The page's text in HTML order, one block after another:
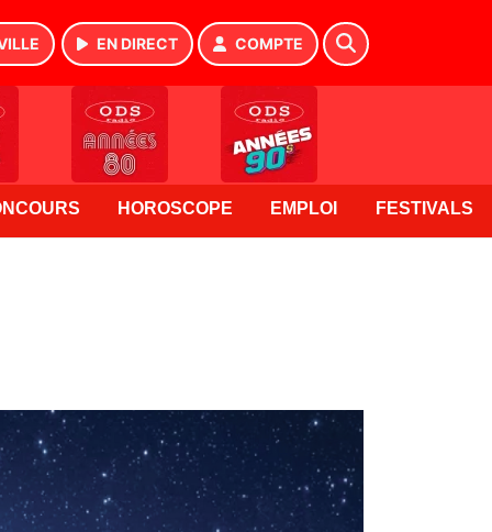
EN DIRECT COMPTE
HOROSCOPE EMPLOI FESTIVALS